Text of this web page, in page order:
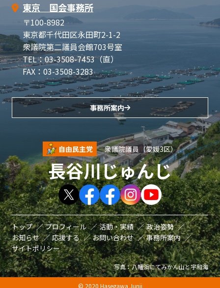
東京 国会事務所
〒100-8982
東京都千代田区永田町2-1-2
衆議院第二議員会館703号室
TEL：03-3508-7453（直）
FAX：03-3508-3283
事務所案内
自由民主党 衆議院議員（愛媛3区）
長谷川じゅんじ
トップ プロフィール 活動・実績
政治姿勢
お知らせ
応援する お問い合わせ
事務所案内
サイトポリシー
写真：八幡浜にてみかん山と宇和海
© 2020 Hasegawa Junji